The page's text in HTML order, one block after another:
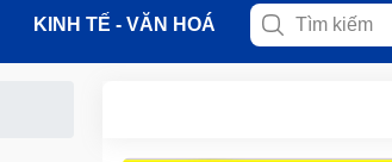
KINH TẾ - VĂN HOÁ